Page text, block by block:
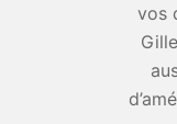
vos